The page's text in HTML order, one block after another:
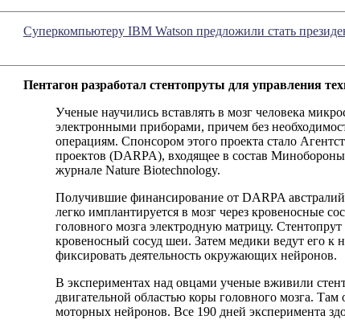
Суперкомпьютеру IBM Watson предложили стать
Пентагон разработал стентопруты для управления
Ученые научились вставлять в мозг человека
электронными приборами, причем без
операциям. Спонсором этого проекта стало
проектов (DARPA), входящее в состав
журнале Nature Biotechnology.
Получившие финансирование от DARPA
легко имплантируется в мозг через кровеносные
головного мозга электродную матрицу.
кровеносный сосуд шеи. Затем медики ведут его к
фиксировать деятельность окружающих нейронов.
В экспериментах над овцами ученые вживили
двигательной областью коры головного мозга.
моторных нейронов. Все 190 дней эксперимента